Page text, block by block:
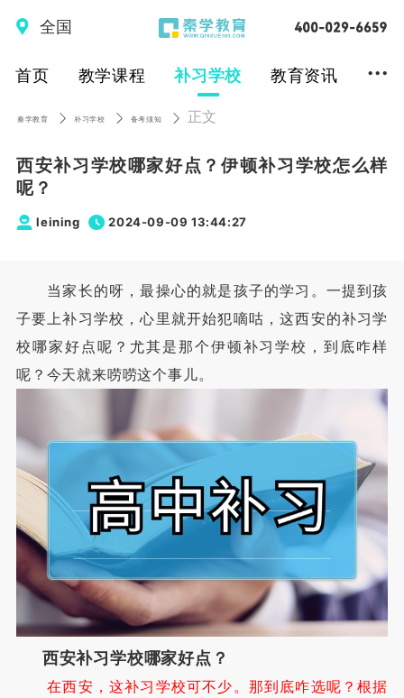
全国
首页 教学课程 补习学校 教育资讯 ...
秦学教育 补习学校 备考须知 正文
西安补习学校哪家好点？伊顿补习学校怎么样
呢？
leining 2024-09-09 13:44:27
当家长的呀，最操心的就是孩子的学习。一提到孩
子要上补习学校，心里就开始犯嘀咕，这西安的补习学
校哪家好点呢？尤其是那个伊顿补习学校，到底咋样
呢？今天就来唠唠这个事儿。
西安补习学校哪家好点？
在西安，这补习学校可不少。那到底咋选呢？根据